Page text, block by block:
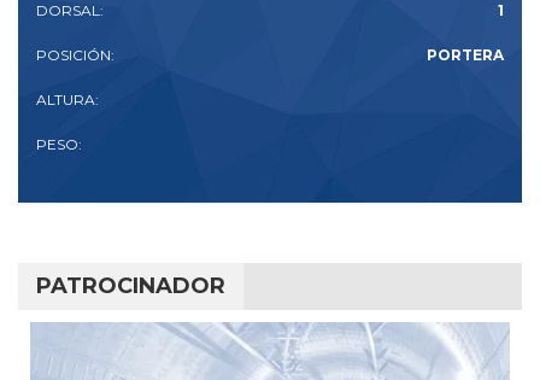
DORSAL: 1
POSICIÓN: PORTERA
ALTURA:
PESO:
PATROCINADOR